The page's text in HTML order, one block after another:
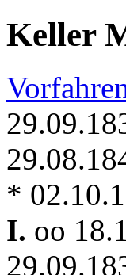
Keller
*
I. oo